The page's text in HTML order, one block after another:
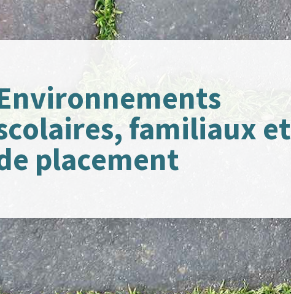
familiaux et
placement